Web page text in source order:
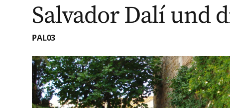
Salvador Dalí und
PAL03